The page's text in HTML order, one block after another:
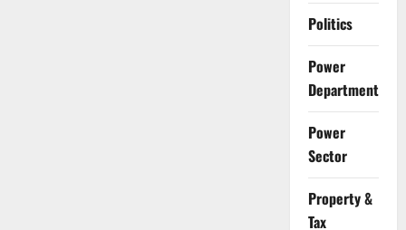
Politics
Power
Department
Power
Sector
Property &
Tax